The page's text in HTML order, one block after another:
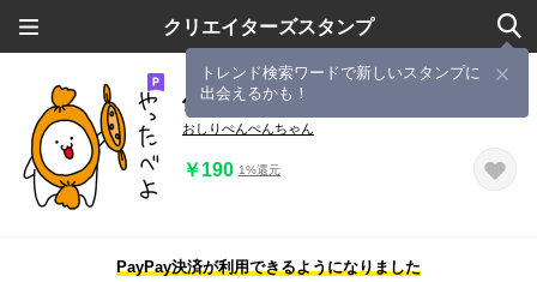
クリエイターズスタンプ
トレンド検索ワードで新しいスタンプに
出会えるかも！
使いやすい！茨城弁スタンプ
おしりぺんぺんちゃん
￥190 1%還元
PayPay決済が利用できるようになりました